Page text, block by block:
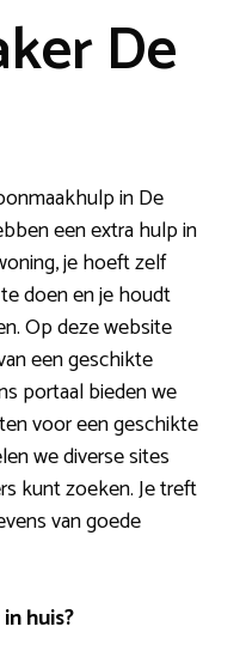
De
in De
een extra hulp in
je hoeft zelf
doen en je houdt
Op deze website
een geschikte
portaal bieden we
voor een geschikte
we diverse sites
kunt zoeken. Je treft
van goede
huis?